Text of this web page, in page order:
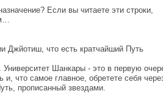
Если вы читаете эти строки,
Джйотиш, что есть кратчайший Путь
Шанкары - это в первую
что самое главное, обретете себя
прописанный звездами.